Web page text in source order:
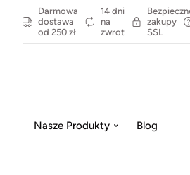
Darmowa
dostawa
od 250 zł
14 dni
na
zwrot
zakupy
SSL
Nasze Produkty Blog